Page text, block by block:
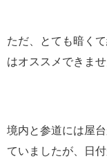
ただ、とても暗く
はオススメできませ
境内と参道には屋
ていましたが、日